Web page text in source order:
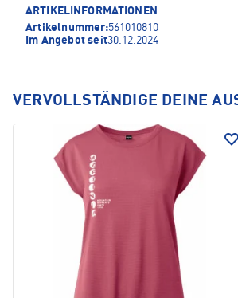
ARTIKELINFORMATIONEN
Artikelnummer:561010810
Im Angebot seit30.12.2024
VERVOLLSTÄNDIGE DEINE